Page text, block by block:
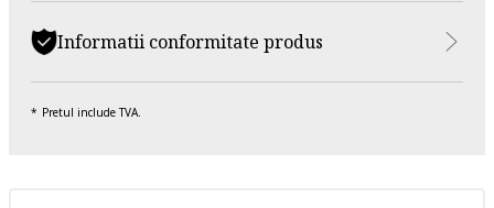
Informatii conformitate produs
Pretul include TVA.